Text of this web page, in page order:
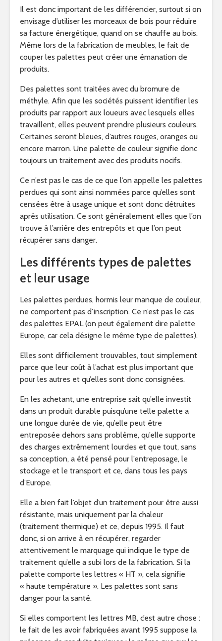
Il est donc important de les différencier, surtout si on
envisage d’utiliser les morceaux de bois pour réduire
sa facture énergétique, quand on se chauffe au bois.
Même lors de la fabrication de meubles, le fait de
couper les palettes peut créer une émanation de
produits.
Des palettes sont traitées avec du bromure de
méthyle. Afin que les sociétés puissent identifier les
produits par rapport aux loueurs avec lesquels elles
travaillent, elles peuvent prendre plusieurs couleurs.
Certaines seront bleues, d’autres rouges, oranges ou
encore marron. Une palette de couleur signifie donc
toujours un traitement avec des produits nocifs.
Ce n’est pas le cas de ce que l’on appelle les palettes
perdues qui sont ainsi nommées parce qu’elles sont
censées être à usage unique et sont donc détruites
après utilisation. Ce sont généralement elles que l’on
trouve à l’arrière des entrepôts et que l’on peut
récupérer sans danger.
Les différents types de palettes
et leur usage
Les palettes perdues, hormis leur manque de couleur,
ne comportent pas d’inscription. Ce n’est pas le cas
des palettes EPAL (on peut également dire palette
Europe, car cela désigne le même type de palettes).
Elles sont difficilement trouvables, tout simplement
parce que leur coût à l’achat est plus important que
pour les autres et qu’elles sont donc consignées.
En les achetant, une entreprise sait qu’elle investit
dans un produit durable puisqu’une telle palette a
une longue durée de vie, qu’elle peut être
entreposée dehors sans problème, qu’elle supporte
des charges extrêmement lourdes et que tout, sans
sa conception, a été pensé pour l’entreposage, le
stockage et le transport et ce, dans tous les pays
d’Europe.
Elle a bien fait l’objet d’un traitement pour être aussi
résistante, mais uniquement par la chaleur
(traitement thermique) et ce, depuis 1995. Il faut
donc, si on arrive à en récupérer, regarder
attentivement le marquage qui indique le type de
traitement qu’elle a subi lors de la fabrication. Si la
palette comporte les lettres « HT », cela signifie
« haute température ». Les palettes sont sans
danger pour la santé.
Si elles comportent les lettres MB, c’est autre chose :
le fait de les avoir fabriquées avant 1995 suppose la